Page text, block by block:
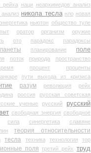
рейха наци
неархимедов анализ
анализ никола тесла нло новая
ньютон общество туле
оратор организм
оружие
ото парадокс
парадоксы
планирование
поле
поток природа
пространство
процент
проценты
пути выхода из кризиса
разум революция
рейх
россия
русская советская
ученые русский
русский
свободная энергия свободное
сила синергетика
славяне
теория относительности
тесла техника технология тор
поля третий рейх труд